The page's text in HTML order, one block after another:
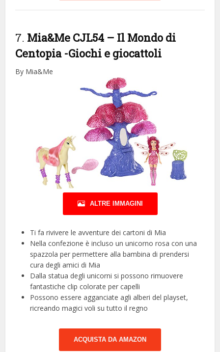
7. Mia&Me CJL54 – Il Mondo di
Centopia -Giochi e giocattoli
By Mia&Me
ALTRE IMMAGINI
Ti fa rivivere le avventure dei cartoni di Mia
Nella confezione è incluso un unicorno rosa con una
spazzola per permettere alla bambina di prendersi
cura degli amici di Mia
Dalla statua degli unicorni si possono rimuovere
fantastiche clip colorate per capelli
Possono essere agganciate agli alberi del playset,
ricreando magici voli su tutto il regno
ACQUISTA DA AMAZON